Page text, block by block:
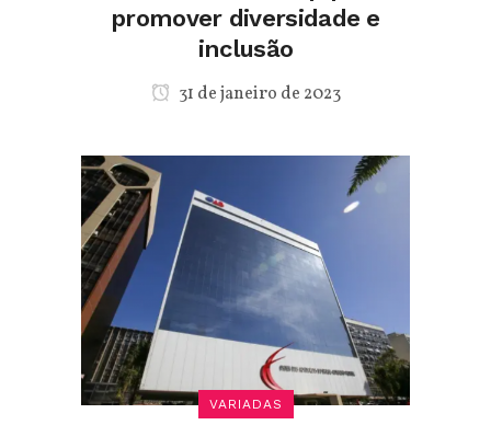
promover diversidade e
inclusão
31 de janeiro de 2023
VARIADAS